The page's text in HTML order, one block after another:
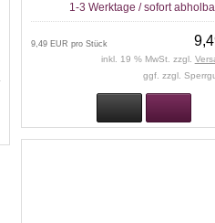
1-3 Werktage / sofort
9,49 EUR pro Stück
inkl. 19 % MwSt. zzgl.
ggf. zzgl.